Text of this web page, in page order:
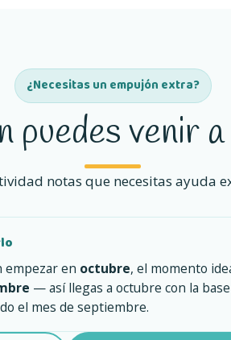
¿Necesitas un empujón extra?
puedes venir
notas que necesitas ayuda
empezar en octubre, el momento
— así llegas a octubre con la
el mes de septiembre.